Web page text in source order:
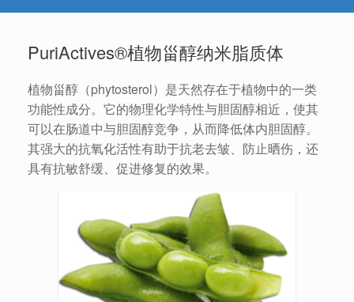
PuriActives®植物甾醇纳米脂质体
植物甾醇（phytosterol）是天然存在于植物中的一类
功能性成分。它的物理化学特性与胆固醇相近，使其
可以在肠道中与胆固醇竞争，从而降低体内胆固醇。
其强大的抗氧化活性有助于抗老去皱、防止晒伤，还
具有抗敏舒缓、促进修复的效果。